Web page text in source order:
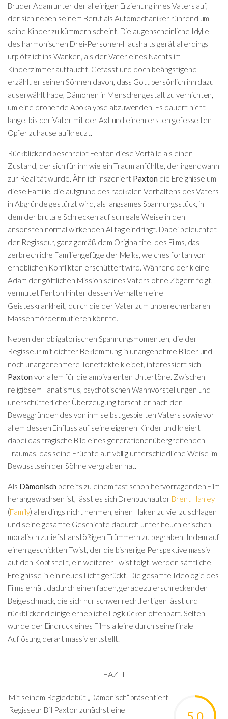
Bruder Adam unter der alleinigen Erziehung ihres Vaters auf,
der sich neben seinem Beruf als Automechaniker rührend um
seine Kinder zu kümmern scheint. Die augenscheinliche Idylle
des harmonischen Drei-Personen-Haushalts gerät allerdings
urplötzlich ins Wanken, als der Vater eines Nachts im
Kinderzimmer auftaucht. Gefasst und doch beängstigend
erzählt er seinen Söhnen davon, dass Gott persönlich ihn dazu
auserwählt habe, Dämonen in Menschengestalt zu vernichten,
um eine drohende Apokalypse abzuwenden. Es dauert nicht
lange, bis der Vater mit der Axt und einem ersten gefesselten
Opfer zuhause aufkreuzt.
Rückblickend beschreibt Fenton diese Vorfälle als einen
Zustand, der sich für ihn wie ein Traum anfühlte, der irgendwann
zur Realität wurde. Ähnlich inszeniert Paxton die Ereignisse um
diese Familie, die aufgrund des radikalen Verhaltens des Vaters
in Abgründe gestürzt wird, als langsames Spannungsstück, in
dem der brutale Schrecken auf surreale Weise in den
ansonsten normal wirkenden Alltag eindringt. Dabei beleuchtet
der Regisseur, ganz gemäß dem Originaltitel des Films, das
zerbrechliche Familiengefüge der Meiks, welches fortan von
erheblichen Konflikten erschüttert wird. Während der kleine
Adam der göttlichen Mission seines Vaters ohne Zögern folgt,
vermutet Fenton hinter dessen Verhalten eine
Geisteskrankheit, durch die der Vater zum unberechenbaren
Massenmörder mutieren könnte.
Neben den obligatorischen Spannungsmomenten, die der
Regisseur mit dichter Beklemmung in unangenehme Bilder und
noch unangenehmere Toneffekte kleidet, interessiert sich
Paxton vor allem für die ambivalenten Untertöne. Zwischen
religiösem Fanatismus, psychotischen Wahnvorstellungen und
unerschütterlicher Überzeugung forscht er nach den
Beweggründen des von ihm selbst gespielten Vaters sowie vor
allem dessen Einfluss auf seine eigenen Kinder und kreiert
dabei das tragische Bild eines generationenübergreifenden
Traumas, das seine Früchte auf völlig unterschiedliche Weise im
Bewusstsein der Söhne vergraben hat.
Als Dämonisch bereits zu einem fast schon hervorragenden Film
herangewachsen ist, lässt es sich Drehbuchautor Brent Hanley
(Family) allerdings nicht nehmen, einen Haken zu viel zu schlagen
und seine gesamte Geschichte dadurch unter heuchlerischen,
moralisch zutiefst anstößigen Trümmern zu begraben. Indem auf
einen geschickten Twist, der die bisherige Perspektive massiv
auf den Kopf stellt, ein weiterer Twist folgt, werden sämtliche
Ereignisse in ein neues Licht gerückt. Die gesamte Ideologie des
Films erhält dadurch einen faden, geradezu erschreckenden
Beigeschmack, die sich nur schwer rechtfertigen lässt und
rückblickend einige erhebliche Logiklücken offenbart. Selten
wurde der Eindruck eines Films alleine durch seine finale
Auflösung derart massiv entstellt.
FAZIT
Mit seinem Regiedebüt „Dämonisch“ präsentiert
Regisseur Bill Paxton zunächst eine